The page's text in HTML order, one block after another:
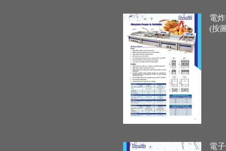
電
(按
電